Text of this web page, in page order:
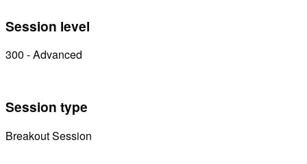
Session level
300 - Advanced
Session type
Breakout Session